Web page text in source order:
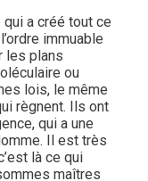
a créé tout ce
immuable
les plans
ou
lois, le même
règnent. Ils ont
qui a une
Il est très
là ce qui
maîtres